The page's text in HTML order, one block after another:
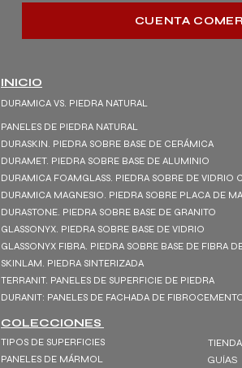
CUENTA
INICIO
DURAMICA VS. PIEDRA NATURAL
PANELES DE PIEDRA NATURAL
DURASKIN. PIEDRA SOBRE BASE DE CERÁMICA
DURAMET. PIEDRA SOBRE BASE DE ALUMINIO
DURAMICA FOAMGLASS. PIEDRA SOBRE DE VIDRIO
DURAMICA MAGNESIO. PIEDRA SOBRE PLACA DE
DURASTONE. PIEDRA SOBRE BASE DE GRANITO
GLASSONYX. PIEDRA SOBRE BASE DE VIDRIO
GLASSONYX FIBRA. PIEDRA SOBRE BASE DE FIBRA
SKINLAM. PIEDRA SINTERIZADA
TERRANIT. PANELES DE SUPERFICIE DE PIEDRA
DURANIT: PANELES DE FACHADA DE
COLECCIONES
TIPOS DE SUPERFICIES
PANELES DE MÁRMOL
GUÍAS